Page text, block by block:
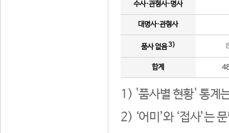
수사·관형사·명사
대명사·관형사
품사 없음3)
합계
1) '품사별 현황' 통계
2) ‘어미’와 ‘접사’는